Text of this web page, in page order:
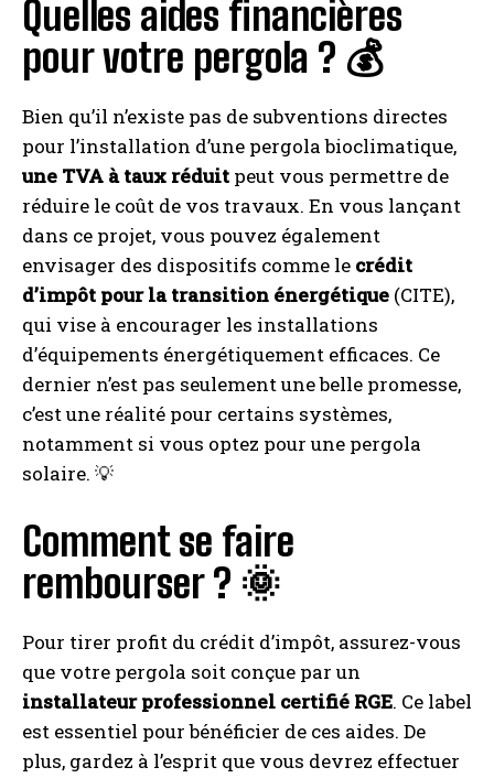
Quelles aides financières
pour votre pergola ? 💰
Bien qu’il n’existe pas de subventions directes
pour l’installation d’une pergola bioclimatique,
une TVA à taux réduit peut vous permettre de
réduire le coût de vos travaux. En vous lançant
dans ce projet, vous pouvez également
envisager des dispositifs comme le crédit
d’impôt pour la transition énergétique (CITE),
qui vise à encourager les installations
d’équipements énergétiquement efficaces. Ce
dernier n’est pas seulement une belle promesse,
c’est une réalité pour certains systèmes,
notamment si vous optez pour une pergola
solaire. 💡
Comment se faire
rembourser ? 🌞
Pour tirer profit du crédit d’impôt, assurez-vous
que votre pergola soit conçue par un
installateur professionnel certifié RGE. Ce label
est essentiel pour bénéficier de ces aides. De
plus, gardez à l’esprit que vous devrez effectuer